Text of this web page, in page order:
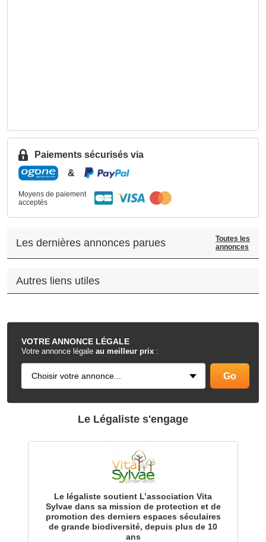
VOTREANNONCE LÉGALE
Votre annonce légale au meilleur prix :
Paiements sécurisés via
&
Moyens de paiement
acceptés
Les dernières annonces parues
Toutes les
annonces
Autres liens utiles
.
Le Légaliste s'engage
Le légaliste soutient L’association Vita
Sylvae dans sa mission de protection et de
promotion des derniers espaces séculaires
de grande biodiversité, depuis plus de 10
ans